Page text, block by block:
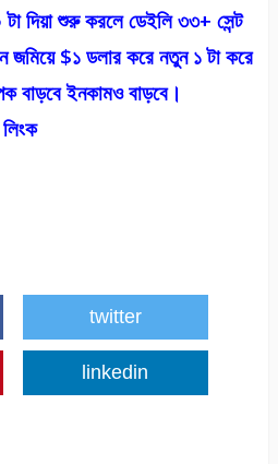
দিয়া শুরু করলে ডেইলি ৩৩+ সেন্ট
জমিয়ে $১ ডলার করে নতুন ১ টা করে
বাড়বে ইনকামও বাড়বে।
twitter
linkedin